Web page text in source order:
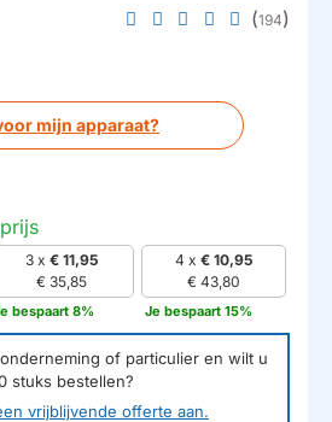
mijn apparaat?
(194)
3 x € 11,95
€ 35,85
bespaart 8%
4 x € 10,95
€ 43,80
Je bespaart 15%
of particulier en wilt u
stuks bestellen?
vrijblijvende offerte aan.